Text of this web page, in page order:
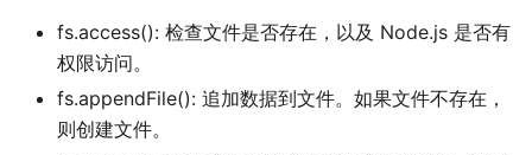
fs.access(): 检查文件是否存在，以及 Node.js 是否有
权限访问。
fs.appendFile(): 追加数据到文件。如果文件不存在，
则创建文件。